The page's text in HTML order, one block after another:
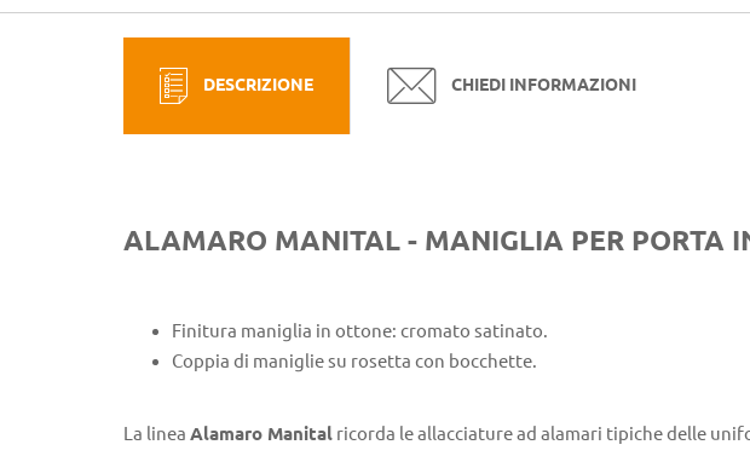
DESCRIZIONE CHIEDI INFORMAZIONI
ALAMARO MANITAL - MANIGLIA PER PORTA
Finitura maniglia in ottone: cromato satinato.
Coppia di maniglie su rosetta con bocchette.
La linea Alamaro Manital ricorda le allacciature ad alamari tipiche delle